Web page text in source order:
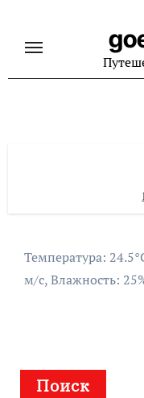
содержанию
Температура:
м/с, Влажность:
Поиск